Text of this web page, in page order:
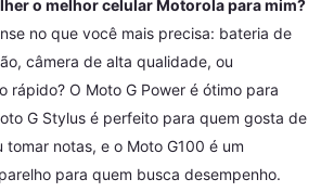
o melhor celular Motorola para mim?
no que você mais precisa: bateria de
câmera de alta qualidade, ou
rápido? O Moto G Power é ótimo para
G Stylus é perfeito para quem gosta de
tomar notas, e o Moto G100 é um
para quem busca desempenho.